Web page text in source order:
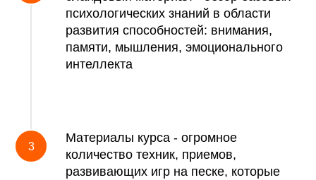
психологических знаний в области
развития способностей: внимания,
памяти, мышления, эмоционального
интеллекта
Материалы курса - огромное
количество техник, приемов,
развивающих игр на песке, которые